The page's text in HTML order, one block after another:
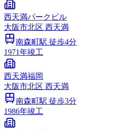
西天満パークビル
大阪市北区 西天満
南森町駅 徒歩4分
1971年竣工
西天満福岡
大阪市北区 西天満
南森町駅 徒歩3分
1986年竣工